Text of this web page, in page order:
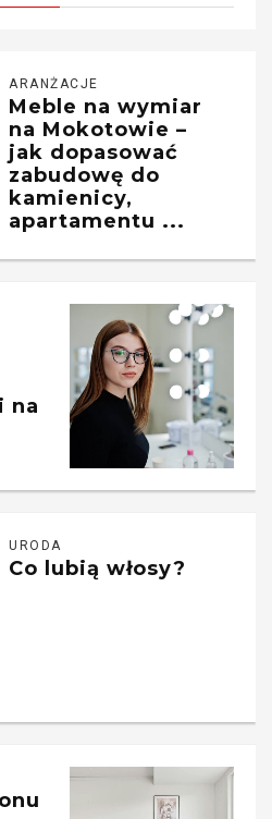
ARANŻACJE
Meble na wymiar
na Mokotowie –
jak dopasować
zabudowę do
kamienicy,
apartamentu ...
na
URODA
Co lubią włosy?